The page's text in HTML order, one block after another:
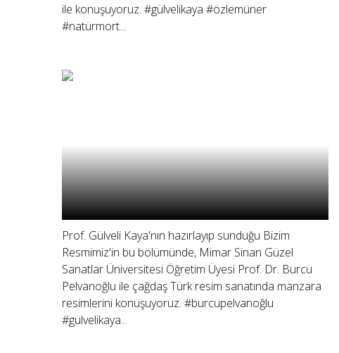
ile konuşuyoruz. #gülvelikaya #özlemüner
#natürmort...
Prof. Gülveli Kaya'nın hazırlayıp sunduğu Bizim
Resmimiz'in bu bölümünde, Mimar Sinan Güzel
Sanatlar Üniversitesi Öğretim Üyesi Prof. Dr. Burcu
Pelvanoğlu ile çağdaş Türk resim sanatında manzara
resimlerini konuşuyoruz. #burcupelvanoğlu
#gülvelikaya...